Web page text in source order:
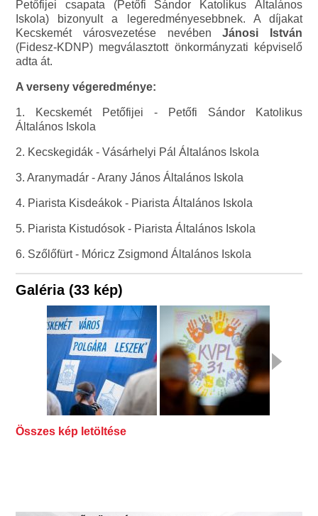
Petőfijei csapata (Petőfi Sándor Katolikus Általános
Iskola) bizonyult a legeredményesebbnek. A díjakat
Kecskemét városvezetése nevébenJánosi István
(Fidesz-KDNP) megválasztott önkormányzati képviselő
adta át.
A verseny végeredménye:
1. Kecskemét Petőfijei - Petőfi Sándor Katolikus
Általános Iskola
2. Kecskegidák - Vásárhelyi Pál Általános Iskola
3. Aranymadár - Arany János Általános Iskola
4. Piarista Kisdeákok - Piarista Általános Iskola
5. Piarista Kistudósok - Piarista Általános Iskola
6. Szőlőfürt - Móricz Zsigmond Általános Iskola
Galéria (33 kép)
Összes kép letöltése